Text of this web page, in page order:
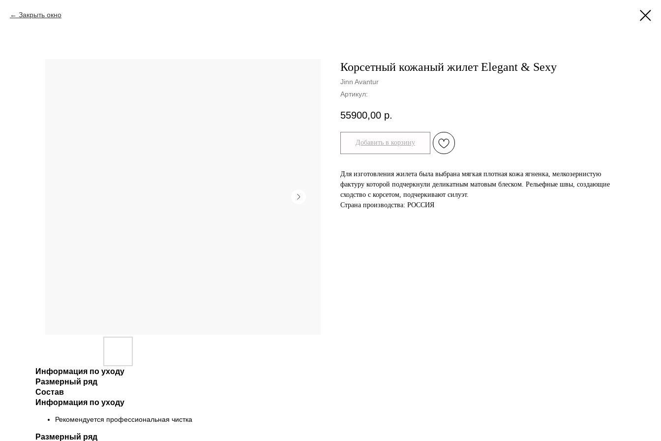
Закрыть окно
Корсетный кожаный жилет Elegant & Sexy
Jinn Avantur
Артикул:
55900,00 р.
Добавить в корзину
Для изготовления жилета была выбрана мягкая плотная кожа ягненка, мелкозернистую
фактуру которой подчеркнули деликатным матовым блеском. Рельефные швы, создающие
сходство с корсетом, подчеркивают силуэт.
Страна производства: РОССИЯ
Информация по уходу
Размерный ряд
Состав
Информация по уходу
Рекомендуется профессиональная чистка
Размерный ряд